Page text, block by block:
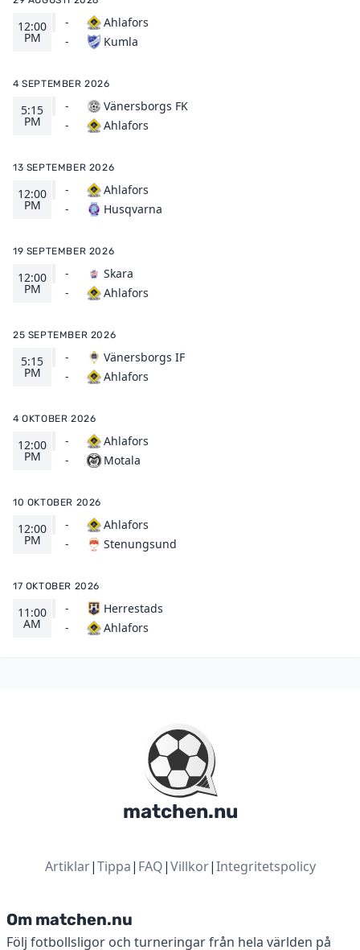
12:00
PM
-
-
Ahlafors
Kumla
4 SEPTEMBER 2026
5:15
PM
-
-
Vänersborgs FK
Ahlafors
13 SEPTEMBER 2026
12:00
PM
-
-
Ahlafors
Husqvarna
19 SEPTEMBER 2026
12:00
PM
-
-
Skara
Ahlafors
25 SEPTEMBER 2026
5:15
PM
-
-
Vänersborgs IF
Ahlafors
4 OKTOBER 2026
12:00
PM
-
-
Ahlafors
Motala
10 OKTOBER 2026
12:00
PM
-
-
Ahlafors
Stenungsund
17 OKTOBER 2026
11:00
AM
-
-
Herrestads
Ahlafors
matchen.nu
Artiklar|Tippa| FAQ|Villkor|Integritetspolicy
Om matchen.nu
Följ fotbollsligor och turneringar från hela världen på